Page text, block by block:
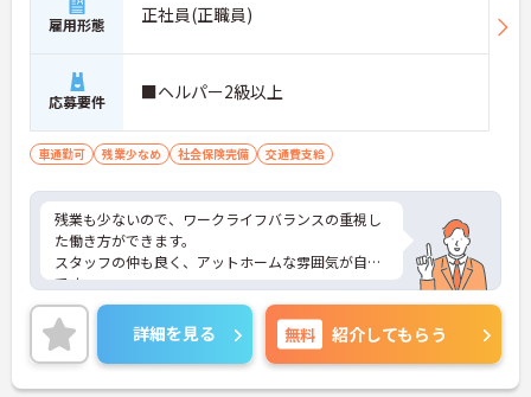
雇用形態 正社員(正職員)
応募要件 ■ヘルパー2級以上
車通勤可 残業少なめ 社会保険完備 交通費支給
残業も少ないので、ワークライフバランスの重視し
た働き方ができます。
スタッフの仲も良く、アットホームな雰囲気が自慢
です。
ご興味ある方には、面接対策ポイントなど、詳細を
お話しいたしますのでお気軽にご相談ください。
詳細を見る 無料 紹介してもらう